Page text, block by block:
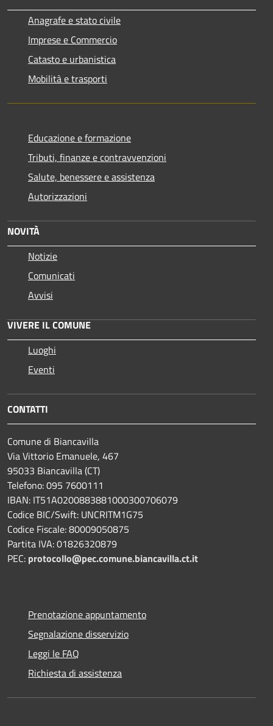
Anagrafe e stato civile
Imprese e Commercio
Catasto e urbanistica
Mobilità e trasporti
Educazione e formazione
Tributi, finanze e contravvenzioni
Salute, benessere e assistenza
Autorizzazioni
NOVITÀ
Notizie
Comunicati
Avvisi
VIVERE IL COMUNE
Luoghi
Eventi
CONTATTI
Comune di Biancavilla
Via Vittorio Emanuele, 467
95033 Biancavilla (CT)
Telefono: 095 7600111
IBAN: IT51A0200883881000300706079
Codice BIC/Swift: UNCRITM1G75
Codice Fiscale: 80009050875
Partita IVA: 01826320879
PEC: protocollo@pec.comune.biancavilla.ct.it
Prenotazione appuntamento
Segnalazione disservizio
Leggi le FAQ
Richiesta di assistenza